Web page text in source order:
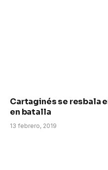
Cartaginés se resbala
en batalla
13 febrero, 2019